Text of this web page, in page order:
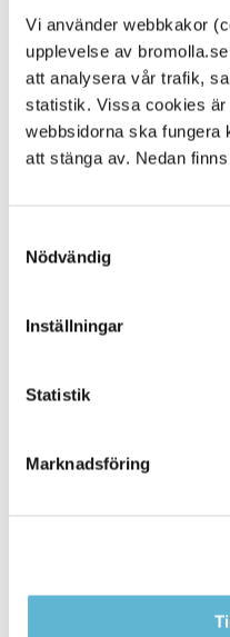
Vi använder webbkakor
upplevelse av
att analysera vår trafik,
statistik. Vissa cookies är
webbsidorna ska fungera
att stänga av. Nedan
Nödvändig
Inställningar
Statistik
Marknadsföring
Alla platser
KONTAKT
Besöksadress
Box 18, 295 21 Bromölla